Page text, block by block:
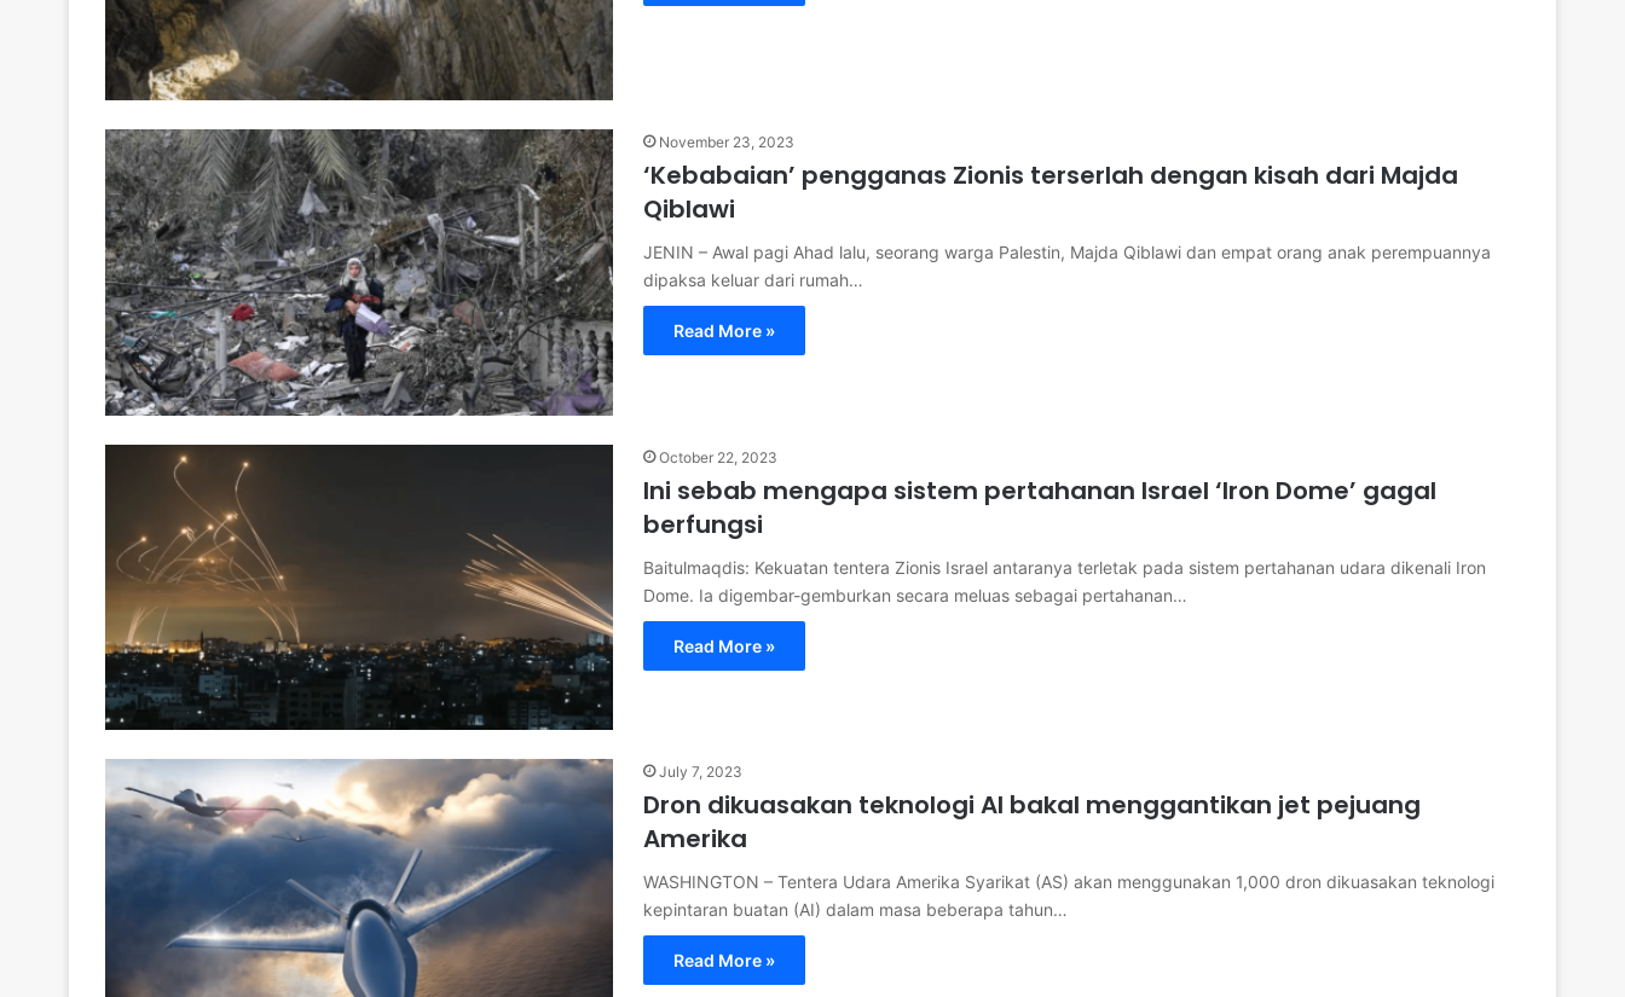
November 23, 2023
‘Kebabaian’ pengganas Zionis terserlah dengan kisah dari Majda
Qiblawi
JENIN – Awal pagi Ahad lalu, seorang warga Palestin, Majda Qiblawi dan empat orang anak perempuannya
dipaksa keluar dari rumah…
Read More »
October 22, 2023
Ini sebab mengapa sistem pertahanan Israel ‘Iron Dome’ gagal
berfungsi
Baitulmaqdis: Kekuatan tentera Zionis Israel antaranya terletak pada sistem pertahanan udara dikenali Iron
Dome. Ia digembar-gemburkan secara meluas sebagai pertahanan…
Read More »
July 7, 2023
Dron dikuasakan teknologi AI bakal menggantikan jet pejuang
Amerika
WASHINGTON – Tentera Udara Amerika Syarikat (AS) akan menggunakan 1,000 dron dikuasakan teknologi
kepintaran buatan (AI) dalam masa beberapa tahun…
Read More »